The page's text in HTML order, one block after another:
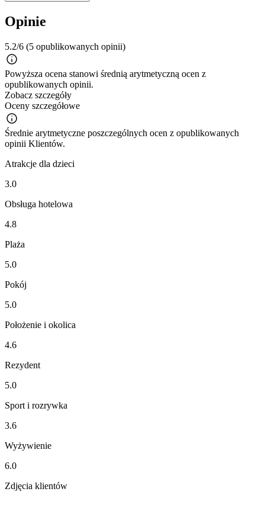
Opinie
5.2/6 (5 opublikowanych opinii)
Powyższa ocena stanowi średnią arytmetyczną ocen z
opublikowanych opinii.
Zobacz szczegóły
Oceny szczegółowe
Średnie arytmetyczne poszczególnych ocen z opublikowanych
opinii Klientów.
Atrakcje dla dzieci
3.0
Obsługa hotelowa
4.8
Plaża
5.0
Pokój
5.0
Położenie i okolica
4.6
Rezydent
5.0
Sport i rozrywka
3.6
Wyżywienie
6.0
Zdjęcia klientów